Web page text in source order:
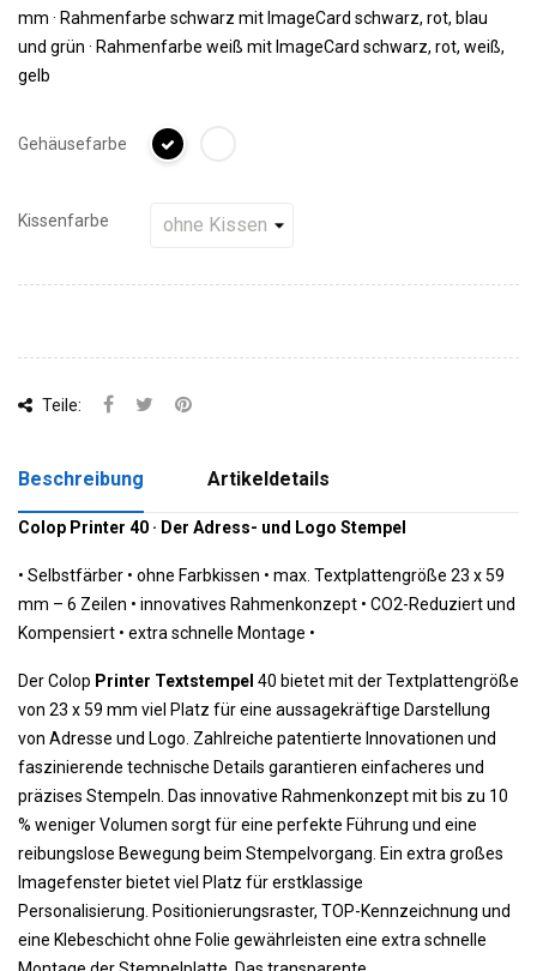
mm · Rahmenfarbe schwarz mit ImageCard schwarz, rot, blau
und grün · Rahmenfarbe weiß mit ImageCard schwarz, rot, weiß,
gelb
Gehäusefarbe
Kissenfarbe
Teile:
Beschreibung Artikeldetails
Colop Printer 40 · Der Adress- und Logo Stempel
• Selbstfärber • ohne Farbkissen • max. Textplattengröße 23 x 59
mm – 6 Zeilen • innovatives Rahmenkonzept • CO2-Reduziert und
Kompensiert • extra schnelle Montage •
Der Colop Printer Textstempel 40 bietet mit der Textplattengröße
von 23 x 59 mm viel Platz für eine aussagekräftige Darstellung
von Adresse und Logo. Zahlreiche patentierte Innovationen und
faszinierende technische Details garantieren einfacheres und
präzises Stempeln. Das innovative Rahmenkonzept mit bis zu 10
% weniger Volumen sorgt für eine perfekte Führung und eine
reibungslose Bewegung beim Stempelvorgang. Ein extra großes
Imagefenster bietet viel Platz für erstklassige
Personalisierung. Positionierungsraster, TOP-Kennzeichnung und
eine Klebeschicht ohne Folie gewährleisten eine extra schnelle